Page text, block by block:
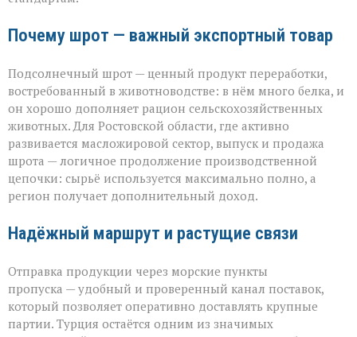
Почему шрот — важный экспортный товар
Подсолнечный шрот — ценный продукт переработки,
востребованный в животноводстве: в нём много белка, и
он хорошо дополняет рацион сельскохозяйственных
животных. Для Ростовской области, где активно
развивается масложировой сектор, выпуск и продажа
шрота — логичное продолжение производственной
цепочки: сырьё используется максимально полно, а
регион получает дополнительный доход.
Надёжный маршрут и растущие связи
Отправка продукции через морские пункты
пропуска — удобный и проверенный канал поставок,
который позволяет оперативно доставлять крупные
партии. Турция остаётся одним из значимых